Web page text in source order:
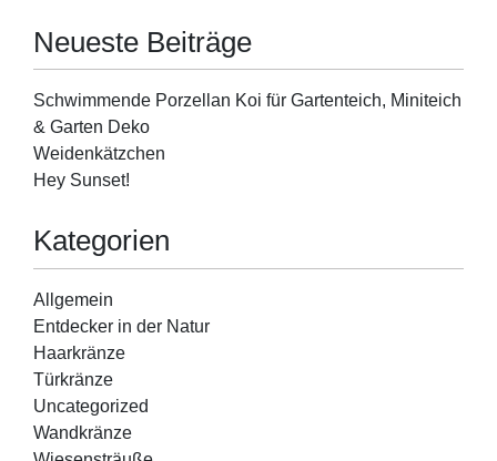
&
Garten
Neueste Beiträge
Schwimmende Porzellan Koi für Gartenteich, Miniteich
& Garten Deko
Weidenkätzchen
Hey Sunset!
Kategorien
Allgemein
Entdecker in der Natur
Haarkränze
Türkränze
Uncategorized
Wandkränze